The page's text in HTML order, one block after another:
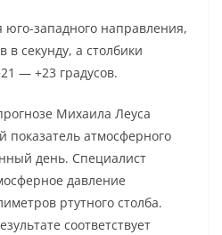
юго-западного направления,
в секунду, а столбики
— +23 градусов.
Михаила Леуса
показатель атмосферного
день. Специалист
давление
ртутного столба.
соответствует